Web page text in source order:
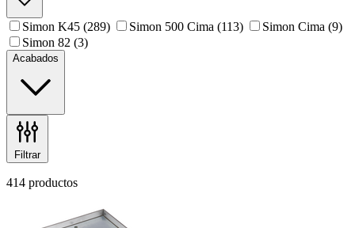
Simon K45 (289) Simon 500 Cima (113) Simon Cima (9)
Simon 82 (3)
Acabados
Filtrar
414 productos